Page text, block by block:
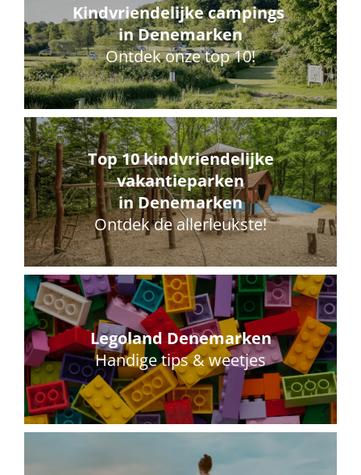
Kindvriendelijke campings
in Denemarken
Ontdek onze top 10!
Top 10 kindvriendelijke
vakantieparken
in Denemarken
Ontdek de allerleukste!
Legoland Denemarken
Handige tips & weetjes